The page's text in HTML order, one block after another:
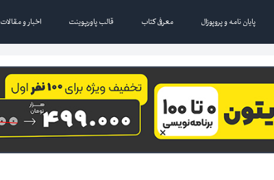
پایان نامه و پروپوزال معرفی کتاب قالب پاورپوینت اخبار و مقالات